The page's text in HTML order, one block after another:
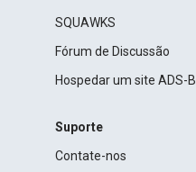
SQUAWKS
Fórum de Discussão
Hospedar um site ADS-B
Suporte
Contate-nos